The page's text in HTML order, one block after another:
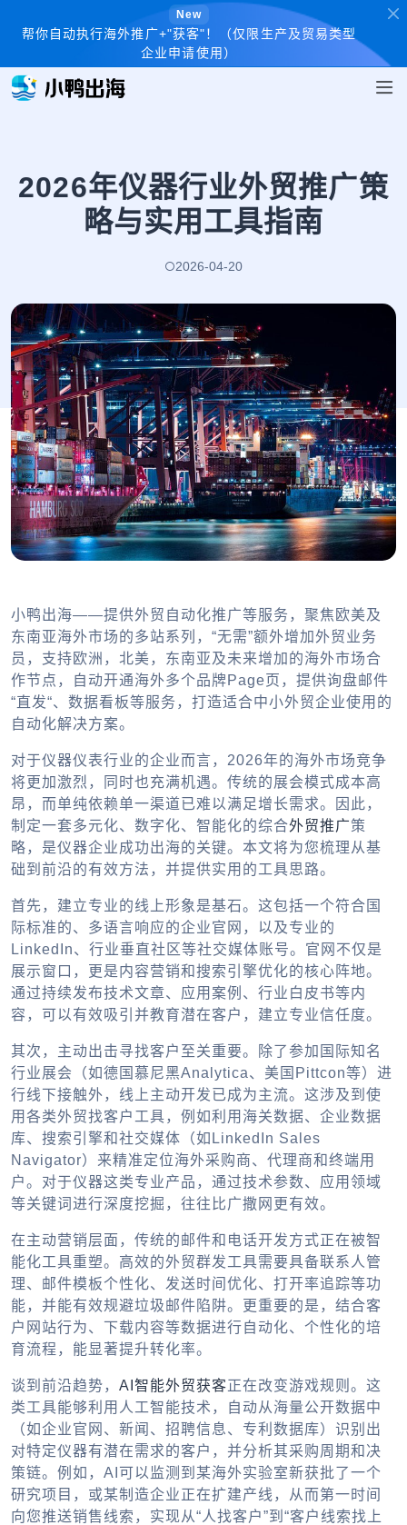
New
帮你自动执行海外推广+"获客"！（仅限生产及贸易类型
企业申请使用）
2026年仪器行业外贸推广策
略与实用工具指南
2026-04-20
小鸭出海——提供外贸自动化推广等服务，聚焦欧美及
东南亚海外市场的多站系列，“无需”额外增加外贸业务
员，支持欧洲，北美，东南亚及未来增加的海外市场合
作节点，自动开通海外多个品牌Page页，提供询盘邮件
“直发“、数据看板等服务，打造适合中小外贸企业使用的
自动化解决方案。
对于仪器仪表行业的企业而言，2026年的海外市场竞争
将更加激烈，同时也充满机遇。传统的展会模式成本高
昂，而单纯依赖单一渠道已难以满足增长需求。因此，
制定一套多元化、数字化、智能化的综合外贸推广策
略，是仪器企业成功出海的关键。本文将为您梳理从基
础到前沿的有效方法，并提供实用的工具思路。
首先，建立专业的线上形象是基石。这包括一个符合国
际标准的、多语言响应的企业官网，以及专业的
LinkedIn、行业垂直社区等社交媒体账号。官网不仅是
展示窗口，更是内容营销和搜索引擎优化的核心阵地。
通过持续发布技术文章、应用案例、行业白皮书等内
容，可以有效吸引并教育潜在客户，建立专业信任度。
其次，主动出击寻找客户至关重要。除了参加国际知名
行业展会（如德国慕尼黑Analytica、美国Pittcon等）进
行线下接触外，线上主动开发已成为主流。这涉及到使
用各类外贸找客户工具 ，例如利用海关数据、企业数据
库、搜索引擎和社交媒体（如LinkedIn Sales
Navigator）来精准定位海外采购商、代理商和终端用
户。对于仪器这类专业产品，通过技术参数、应用领域
等关键词进行深度挖掘，往往比广撒网更有效。
在主动营销层面，传统的邮件和电话开发方式正在被智
能化工具重塑。高效的外贸群发工具需要具备联系人管
理、邮件模板个性化、发送时间优化、打开率追踪等功
能，并能有效规避垃圾邮件陷阱。更重要的是，结合客
户网站行为、下载内容等数据进行自动化、个性化的培
育流程，能显著提升转化率。
谈到前沿趋势， AI智能外贸获客正在改变游戏规则。这
类工具能够利用人工智能技术，自动从海量公开数据中
（如企业官网、新闻、招聘信息、专利数据库）识别出
对特定仪器有潜在需求的客户，并分析其采购周期和决
策链。例如，AI可以监测到某海外实验室新获批了一个
研究项目，或某制造企业正在扩建产线，从而第一时间
向您推送销售线索，实现从“人找客户”到“客户线索找上